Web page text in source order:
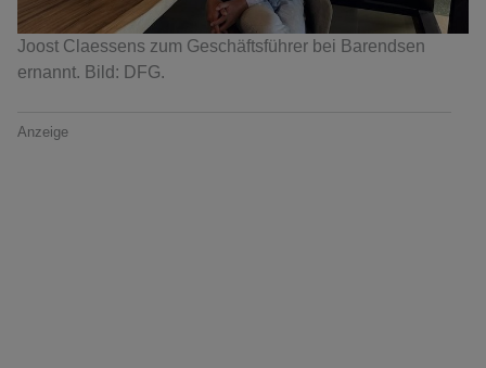
Joost Claessens zum Geschäftsführer bei Barendsen
ernannt. Bild: DFG.
Anzeige